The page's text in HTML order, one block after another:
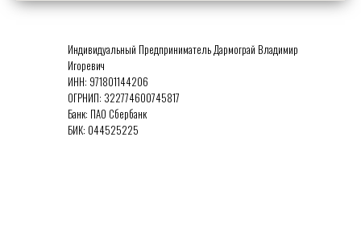
Индивидуальный Предприниматель Дармограй Владимир
Игоревич
ИНН: 971801144206
ОГРНИП: 322774600745817
Банк: ПАО Сбербанк
БИК: 044525225